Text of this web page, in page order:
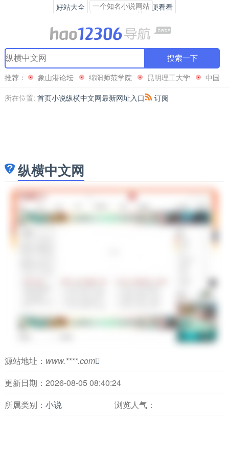
好站大全 热门网站排行 随便看看
搜索一下
推荐： 象山港论坛 绵阳师范学院 昆明理工大学
中国
所在位置: 首页小说纵横中文网最新网址入口 订阅
纵横中文网
一个知名小说网站
源站地址： www.****.com
更新日期：2026-08-05 08:40:24
所属类别： 小说 浏览人气：